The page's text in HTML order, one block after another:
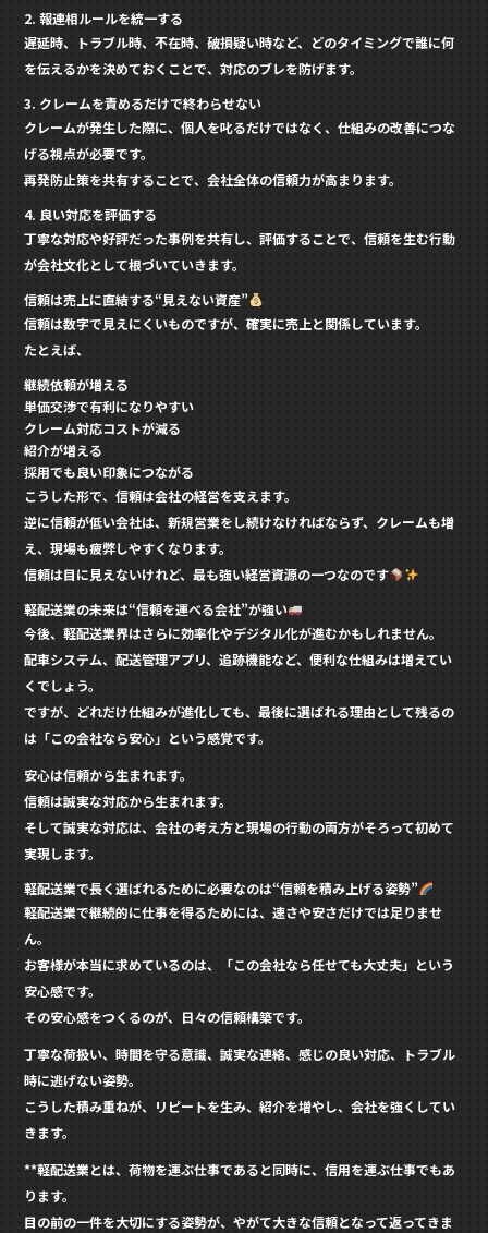
2. 報連相ルールを統一する
遅延時、トラブル時、不在時、破損疑い時など、どのタイミングで誰に何
を伝えるかを決めておくことで、対応のブレを防げます。
3. クレームを責めるだけで終わらせない
クレームが発生した際に、個人を叱るだけではなく、仕組みの改善につな
げる視点が必要です。
再発防止策を共有することで、会社全体の信頼力が高まります。
4. 良い対応を評価する
丁寧な対応や好評だった事例を共有し、評価することで、信頼を生む行動
が会社文化として根づいていきます。
信頼は売上に直結する“見えない資産”
信頼は数字で見えにくいものですが、確実に売上と関係しています。
たとえば、
継続依頼が増える
単価交渉で有利になりやすい
クレーム対応コストが減る
紹介が増える
採用でも良い印象につながる
こうした形で、信頼は会社の経営を支えます。
逆に信頼が低い会社は、新規営業をし続けなければならず、クレームも増
え、現場も疲弊しやすくなります。
信頼は目に見えないけれど、最も強い経営資源の一つなのです
軽配送業の未来は“信頼を運べる会社”が強い
今後、軽配送業界はさらに効率化やデジタル化が進むかもしれません。
配車システム、配送管理アプリ、追跡機能など、便利な仕組みは増えてい
くでしょう。
ですが、どれだけ仕組みが進化しても、最後に選ばれる理由として残るの
は「この会社なら安心」という感覚です。
安心は信頼から生まれます。
信頼は誠実な対応から生まれます。
そして誠実な対応は、会社の考え方と現場の行動の両方がそろって初めて
実現します。
軽配送業で長く選ばれるために必要なのは“信頼を積み上げる姿勢”
軽配送業で継続的に仕事を得るためには、速さや安さだけでは足りませ
ん。
お客様が本当に求めているのは、「この会社なら任せても大丈夫」という
安心感です。
その安心感をつくるのが、日々の信頼構築です。
丁寧な荷扱い、時間を守る意識、誠実な連絡、感じの良い対応、トラブル
時に逃げない姿勢。
こうした積み重ねが、リピートを生み、紹介を増やし、会社を強くしてい
きます。
**軽配送業とは、荷物を運ぶ仕事であると同時に、信用を運ぶ仕事でもあ
ります。
目の前の一件を大切にする姿勢が、やがて大きな信頼となって返ってきま